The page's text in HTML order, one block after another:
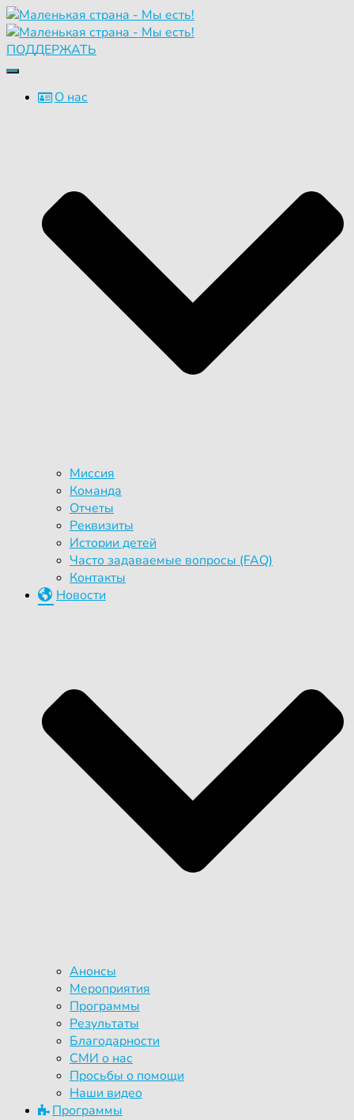
ПОДДЕРЖАТЬ
Переключить
навигациюО нас
Миссия
Команда
Отчеты
Реквизиты
Истории детей
Часто задаваемые вопросы (FAQ)
Контакты
Новости
Анонсы
Мероприятия
Программы
Результаты
Благодарности
СМИ о нас
Просьбы о помощи
Наши видео
Программы